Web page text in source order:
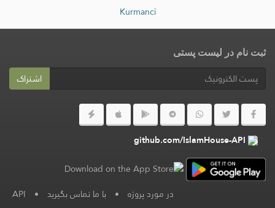
Kurmancî
ثبت نام در لیست پستی
اشتراک
github.com/IslamHouse-API
در مورد پروژه • با ما تماس بگیرید •
API